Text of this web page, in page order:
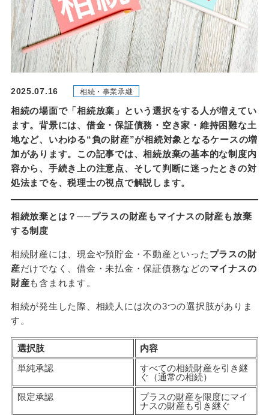
2025.07.16 相続・事業承継
相続の場面で「相続放棄」という選択をする人が増えてい
ます。背景には、借金・保証債務・空き家・維持困難な土
地など、いわゆる“負の財産”が相続対象となるケースの増
加があります。この記事では、相続放棄の基本的な制度内
容から、手続き上の注意点、そして判断に迷ったときの対
処法までを、税理士の視点で解説します。
相続放棄とは？──プラスの財産もマイナスの財産も放棄
する制度
相続財産には、現金や預貯金・不動産といった プラスの財
産だけでなく、借金・未払金・保証債務などのマイナスの
財産も含まれます。
相続が発生した際、相続人には次の3つの選択肢がありま
す。
選択肢
内容
単純承認
すべての相続財産を引き継
ぐ（通常の相続）
限定承認
プラスの財産を限度にマイ
ナスの財産も引き継ぐ